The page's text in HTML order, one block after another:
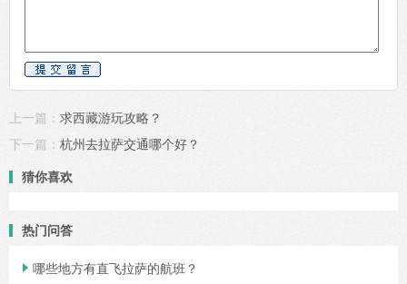
上一篇： 求西藏游玩攻略？
下一篇： 杭州去拉萨交通哪个好？
猜你喜欢
热门问答
 哪些地方有直飞拉萨的航班？